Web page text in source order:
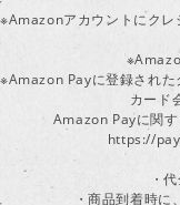
※Amazonアカウントにクレ
※Amazon Payに登録された
カード
Amazon Payに関す
https://
・
・商品到着時に